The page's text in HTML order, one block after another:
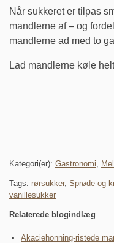
Når sukkeret er tilpas
mandlerne af – og
mandlerne ad med to
Lad mandlerne køle
Kategori(er): Gastronomi,
Tags: rørsukker, Sprøde og
vanillesukker
Relaterede blogindlæg
Akaciehonning-ristede